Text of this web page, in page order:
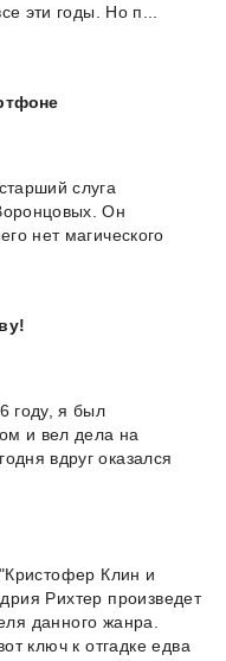
эти годы. Но п...
слуга
Он
нет магического
году, я был
и вел дела на
вдруг оказался
Клин и
Рихтер произведет
данного жанра.
ключ к отгадке едва